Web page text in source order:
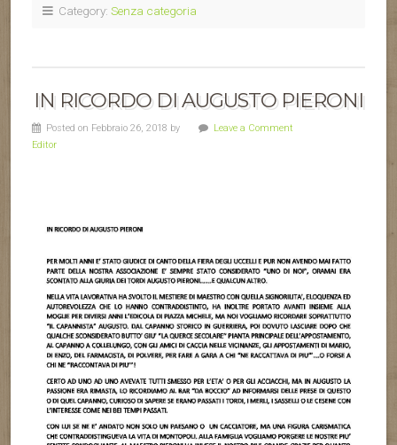
Category: Senza categoria
IN RICORDO DI AUGUSTO PIERONI
Posted on Febbraio 26, 2018 by
Editor
Leave a Comment